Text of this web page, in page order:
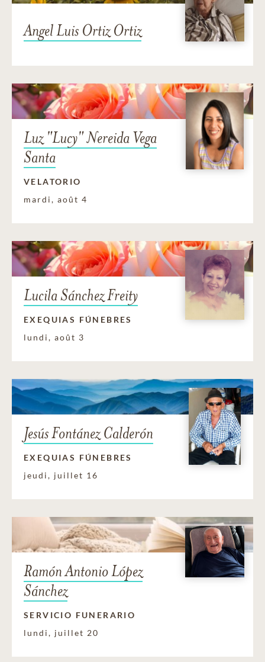
Angel Luis Ortiz Ortiz
Luz "Lucy" Nereida Vega
Santa
VELATORIO
mardi, août 4
Lucila Sánchez Freity
EXEQUIAS FÚNEBRES
lundi, août 3
Jesús Fontánez Calderón
EXEQUIAS FÚNEBRES
jeudi, juillet 16
Ramón Antonio López
Sánchez
SERVICIO FUNERARIO
lundi, juillet 20